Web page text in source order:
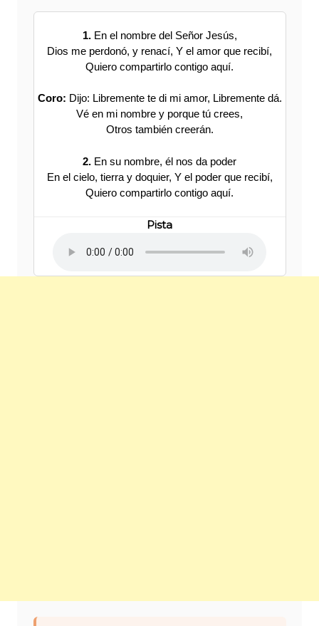
1.En el nombre del Señor Jesús,
Dios me perdonó, y renací, Y el amor que recibí,
Quiero compartirlo contigo aquí.
Coro: Dijo: Libremente te di mi amor, Libremente dá.
Vé en mi nombre y porque tú crees,
Otros también creerán.
2. En su nombre, él nos da poder
En el cielo, tierra y doquier, Y el poder que recibí,
Quiero compartirlo contigo aquí.
Pista